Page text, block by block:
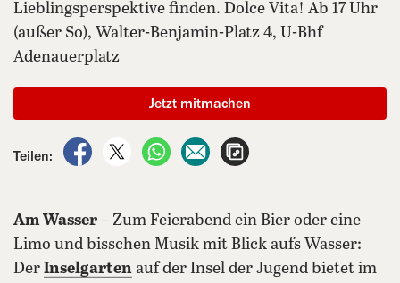
Lieblingsperspektive finden. Dolce Vita! Ab 17 Uhr
(außer So), Walter-Benjamin-Platz 4, U-Bhf
Adenauerplatz
Teilen:
auf Facebook teilen
auf X teilenper WhatsApp teilen
per E-Mail teilen
Jetzt mitmachen
Am Wasser – Zum Feierabend ein Bier oder eine
Limo und bisschen Musik mit Blick aufs Wasser:
Der Inselgarten auf der Insel der Jugend bietet im